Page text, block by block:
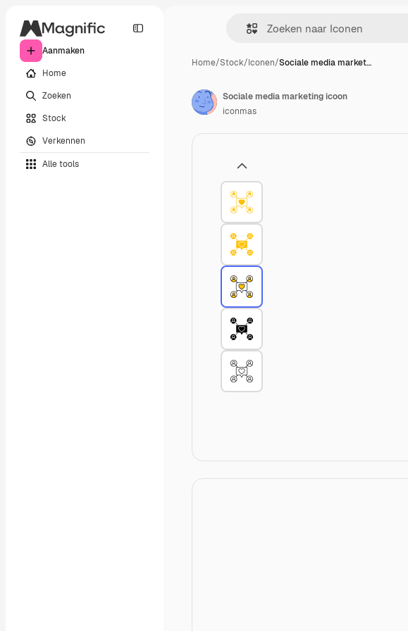
Aanmaken
Home
Zoeken
Stock
Verkennen
Alle tools
Home/Stock/Iconen/Sociale media market…
Sociale media marketing icoon
iconmas